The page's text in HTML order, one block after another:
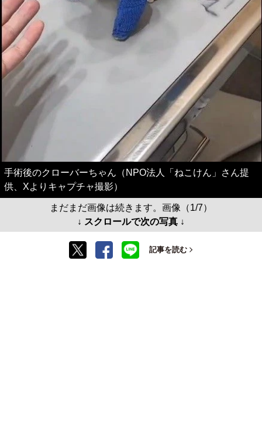
手術後のクローバーちゃん（NPO法人「ねこけん」さん提
供、Xよりキャプチャ撮影）
まだまだ画像は続きます。画像（1/7）
↓ スクロールで次の写真 ↓
記事を読む